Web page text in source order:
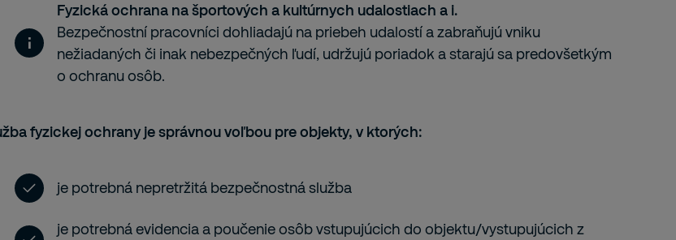
Fyzická ochrana na športových a kultúrnych udalostiach a i.
Bezpečnostní pracovníci dohliadajú na priebeh udalostí a zabraňujú vniku
nežiadaných či inak nebezpečných ľudí, udržujú poriadok a starajú sa predovšetkým
o ochranu osôb.
fyzickej ochrany je správnou voľbou pre objekty, v ktorých:
je potrebná nepretržitá bezpečnostná služba
je potrebná evidencia a poučenie osôb vstupujúcich do objektu/vystupujúcich z